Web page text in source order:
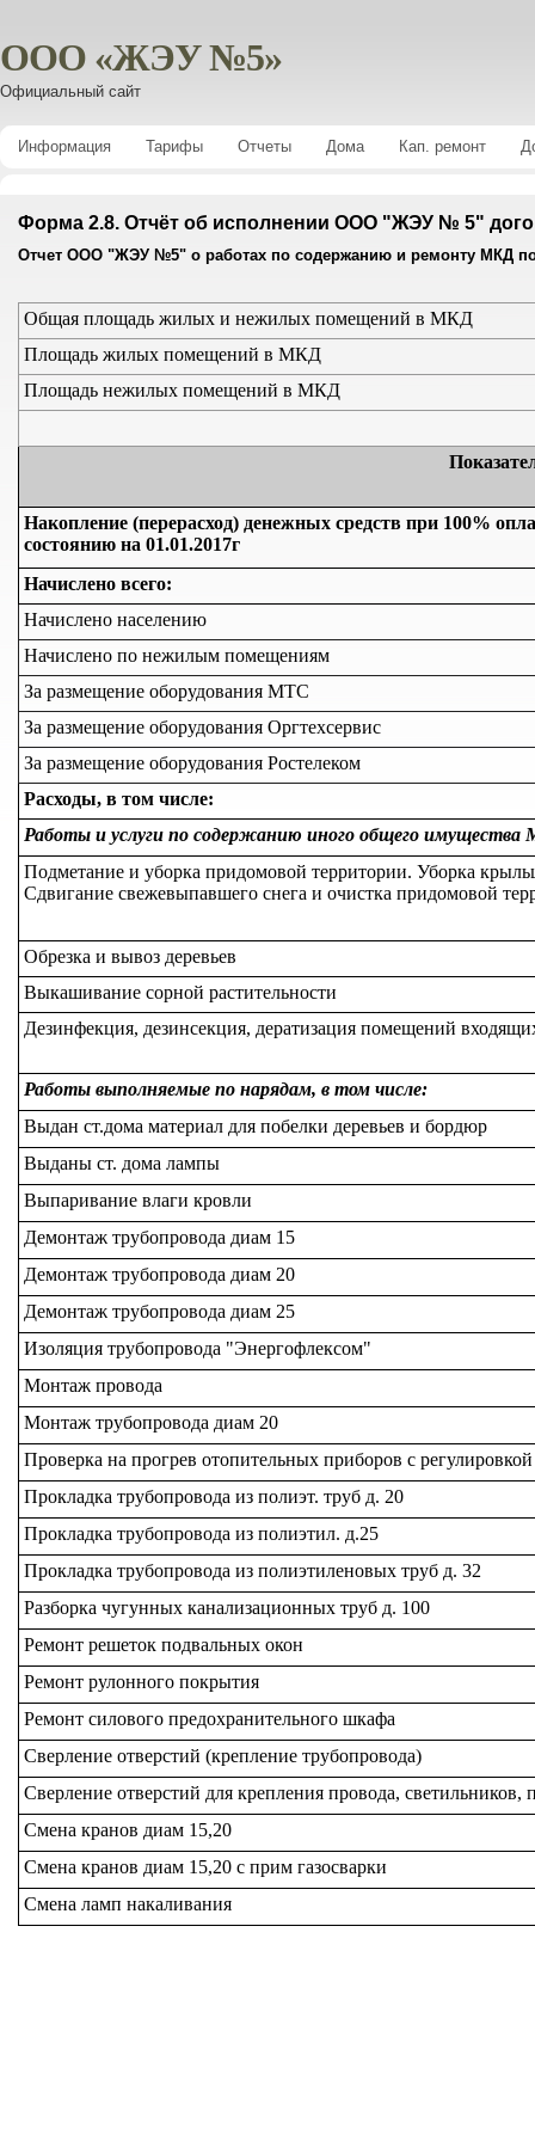
ООО «ЖЭУ №5»
Официальный сайт
Информация Тарифы Отчеты Дома Кап. ремонт
Форма 2.8. Отчёт об исполнении ООО "ЖЭУ № 5"
Отчет ООО "ЖЭУ №5" о работах по содержанию и ремонту МКД по
Общая площадь жилых и нежилых помещений в МКД
Площадь жилых помещений в МКД
Площадь нежилых помещений в МКД
Накопление (перерасход) денежных средств при 100%
состоянию на 01.01.2017г
Начислено всего:
Начислено населению
Начислено по нежилым помещениям
За размещение оборудования МТС
За размещение оборудования Оргтехсервис
За размещение оборудования Ростелеком
Расходы, в том числе:
Работы и услуги по содержанию иного общего
Подметание и уборка придомовой территории. Уборка
Сдвигание свежевыпавшего снега и очистка придомовой
Обрезка и вывоз деревьев
Выкашивание сорной растительности
Дезинфекция, дезинсекция, дератизация помещений
Работы выполняемые по нарядам, в том числе:
Выдан ст.дома материал для побелки деревьев и бордюр
Выданы ст. дома лампы
Выпаривание влаги кровли
Демонтаж трубопровода диам 15
Демонтаж трубопровода диам 20
Демонтаж трубопровода диам 25
Изоляция трубопровода "Энергофлексом"
Монтаж провода
Монтаж трубопровода диам 20
Проверка на прогрев отопительных приборов с регулировкой
Прокладка трубопровода из полиэт. труб д. 20
Прокладка трубопровода из полиэтил. д.25
Прокладка трубопровода из полиэтиленовых труб д. 32
Разборка чугунных канализационных труб д. 100
Ремонт решеток подвальных окон
Ремонт рулонного покрытия
Ремонт силового предохранительного шкафа
Сверление отверстий (крепление трубопровода)
Сверление отверстий для крепления провода, светильников,
Смена кранов диам 15,20
Смена кранов диам 15,20 с прим газосварки
Смена ламп накаливания